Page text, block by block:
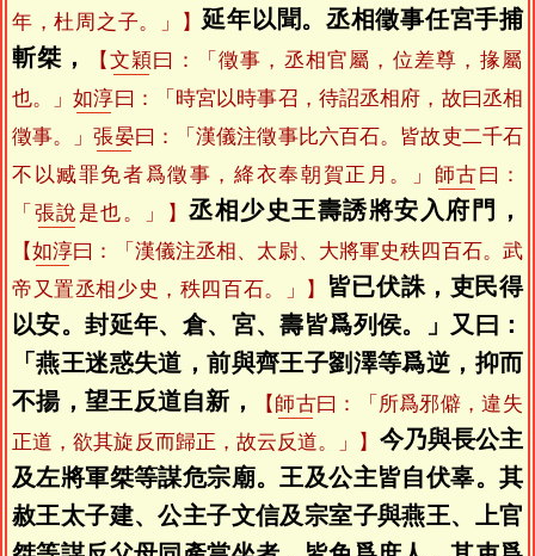
年，杜周之子。」】延年以聞。丞相徵事任宮手捕
斬桀，
【 文穎曰：「徵事，丞相官屬，位差尊，掾屬
也。」如淳曰：「時宮以時事召，待詔丞相府，故曰丞相
徵事。」張晏曰：「漢儀注徵事比六百石。皆故吏二千石
不以臧罪免者爲徵事，絳衣奉朝賀正月。」 師古曰：
「 張說 是也。」】丞相少史王壽誘將安入府門，
【如淳曰：「漢儀注丞相、太尉、大將軍史秩四百石。武
帝又置丞相少史，秩四百石。」】
皆已伏誅，吏民得
以安。封延年、倉、宮、壽皆爲列侯。」又曰：
「燕王迷惑失道，前與齊王子劉澤等爲逆，抑而
不揚，望王反道自新，
【 師古曰：「所爲邪僻，違失
正道，欲其旋反而歸正，故云反道。」】 今乃與長公主
及左將軍桀等謀危宗廟。王及公主皆自伏辜。其
赦王太子建、公主子文信及宗室子與燕王、上官